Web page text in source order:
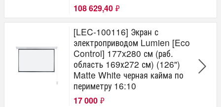
108 629,40 ₽
[LEC-100116] Экран с
электроприводом Lumien [Eco
Control] 177x280 см (раб.
область 169х272 см) (126")
Matte White черная кайма по
периметру 16:10
17 000 ₽